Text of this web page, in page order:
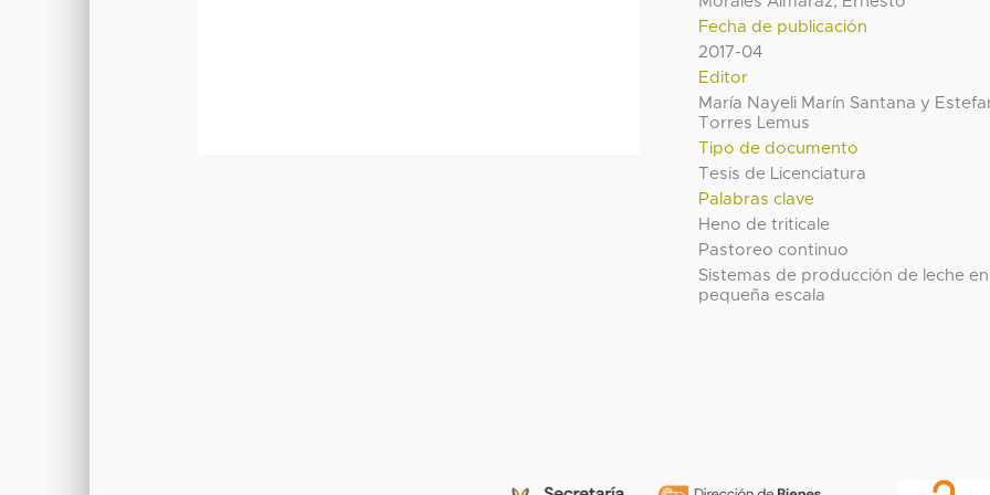
Fecha de publicación
2017-04
Editor
María Nayeli Marín Santana y
Torres Lemus
Tipo de documento
Tesis de Licenciatura
Palabras clave
Heno de triticale
Pastoreo continuo
Sistemas de producción de leche en
pequeña escala